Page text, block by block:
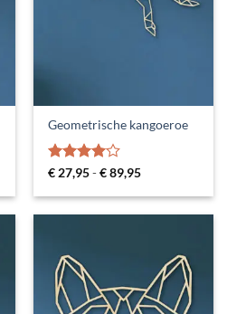
Geometrische kangoeroe
Gewaardeerd
€27,95-€89,95Prijsklasse:
tot